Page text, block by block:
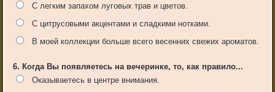
С легким запахом луговых трав и цветов.
С цитрусовыми акцентами и сладкими нотками.
В моей коллекции больше всего весенних свежих ароматов.
6. Когда Вы появляетесь на вечеринке, то, как правило...
Оказываетесь в центре внимания.